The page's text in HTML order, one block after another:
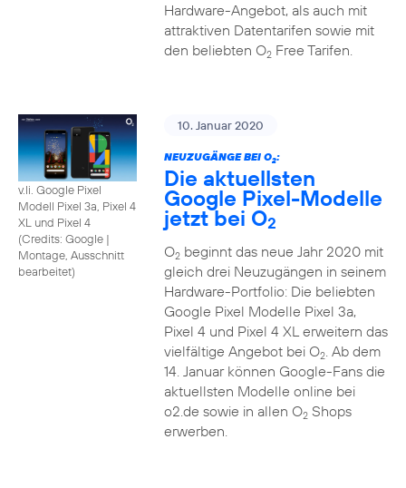
Hardware-Angebot, als auch mit
attraktiven Datentarifen sowie mit
den beliebten O2Free Tarifen.
v.li. Google Pixel
Modell Pixel 3a, Pixel 4
XL und Pixel 4
(Credits: Google |
Montage, Ausschnitt
bearbeitet)
10. Januar 2020
NEUZUGÄNGE BEI O2:
Die aktuellsten
Google Pixel-Modelle
jetzt bei O2
O2beginnt das neue Jahr 2020 mit
gleich drei Neuzugängen in seinem
Hardware-Portfolio: Die beliebten
Google Pixel Modelle Pixel 3a,
Pixel 4 und Pixel 4 XL erweitern das
vielfältige Angebot bei O2. Ab dem
14. Januar können Google-Fans die
aktuellsten Modelle online bei
o2.de sowie in allen O2Shops
erwerben.